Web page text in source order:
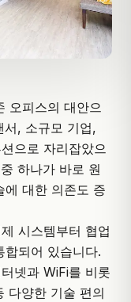
오피스의 대안으
서, 소규모 기업,
으로 자리잡았으
하나가 바로 원
에 대한 의존도 증
시스템부터 협업
되어 있습니다.
넷과 WiFi를 비롯
다양한 기술 편의